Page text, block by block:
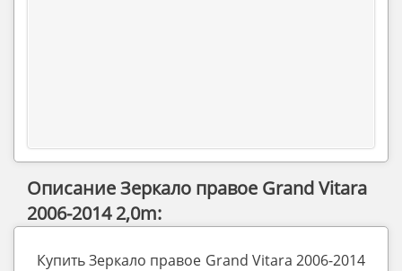
Описание Зеркало правое Grand Vitara
2006-2014 2,0m:
Купить Зеркало правое Grand Vitara 2006-2014